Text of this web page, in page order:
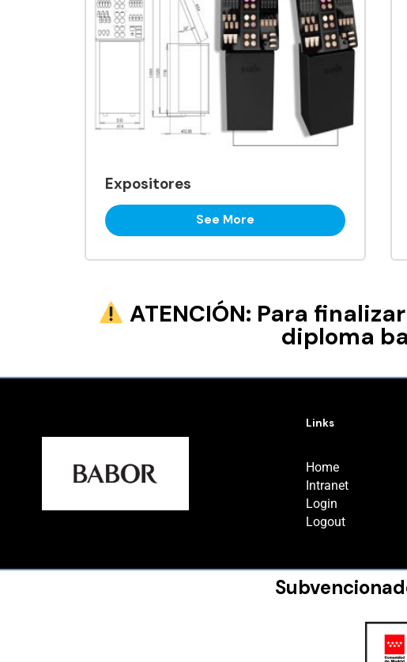
Expositores
See More
ATENCIÓN: Para
diploma
Links
Home
Intranet
Login
Logout